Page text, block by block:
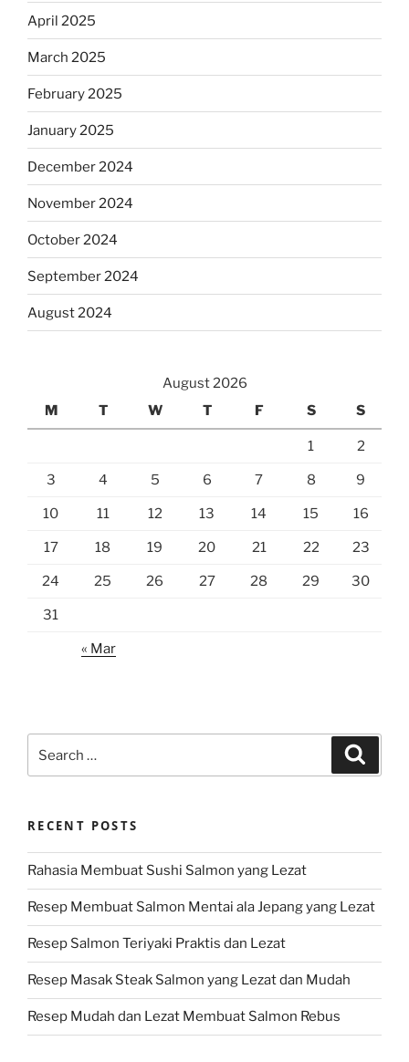
April 2025
March 2025
February 2025
January 2025
December 2024
November 2024
October 2024
September 2024
August 2024
August 2026
M
T W T F S S
1 2
3 4 5 6 7 8 9
10 11 12 13 14 15 16
17 18 19 20 21 22 23
24 25 26 27 28 29 30
31
« Mar
for:
RECENT POSTS
Rahasia Membuat Sushi Salmon yang Lezat
Resep Membuat Salmon Mentai ala Jepang yang Lezat
Resep Salmon Teriyaki Praktis dan Lezat
Resep Masak Steak Salmon yang Lezat dan Mudah
Resep Mudah dan Lezat Membuat Salmon Rebus